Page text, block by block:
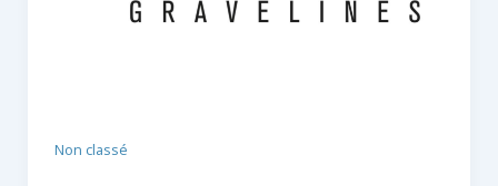
Non classé